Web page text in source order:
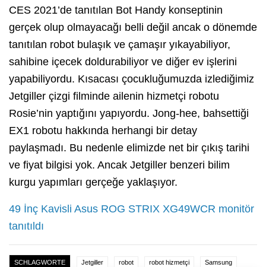
CES 2021’de tanıtılan Bot Handy konseptinin
gerçek olup olmayacağı belli değil ancak o dönemde
tanıtılan robot bulaşık ve çamaşır yıkayabiliyor,
sahibine içecek doldurabiliyor ve diğer ev işlerini
yapabiliyordu. Kısacası çocukluğumuzda izlediğimiz
Jetgiller çizgi filminde ailenin hizmetçi robotu
Rosie’nin yaptığını yapıyordu. Jong-hee, bahsettiği
EX1 robotu hakkında herhangi bir detay
paylaşmadı. Bu nedenle elimizde net bir çıkış tarihi
ve fiyat bilgisi yok. Ancak Jetgiller benzeri bilim
kurgu yapımları gerçeğe yaklaşıyor.
49 İnç Kavisli Asus ROG STRIX XG49WCR monitör
tanıtıldı
SCHLAGWORTE Jetgiller robot robot hizmetçi Samsung